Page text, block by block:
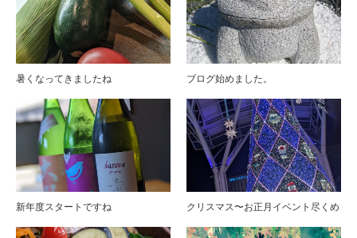
暑くなってきましたね ブログ始めました。
新年度スタートですね クリスマス〜お正月イベント尽くめ